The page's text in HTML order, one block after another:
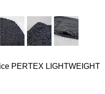
PERTEX LIGHTWEIGHT